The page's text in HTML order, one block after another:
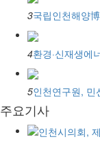
3국립인천해양
4환경·신재생에
5인천연구원, 민
주요기사